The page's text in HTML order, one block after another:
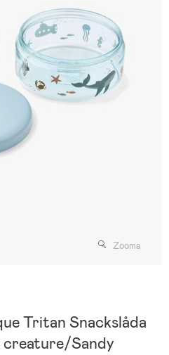
Zooma
Tritan Snackslåda
creature/Sandy